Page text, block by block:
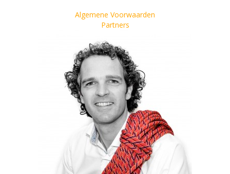
Algemene Voorwaarden
Partners